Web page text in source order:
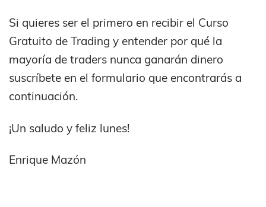
Si quieres ser el primero en recibir el Curso
Gratuito de Trading y entender por qué la
mayoría de traders nunca ganarán dinero
suscríbete en el formulario que encontrarás a
continuación.
¡Un saludo y feliz lunes!
Enrique Mazón